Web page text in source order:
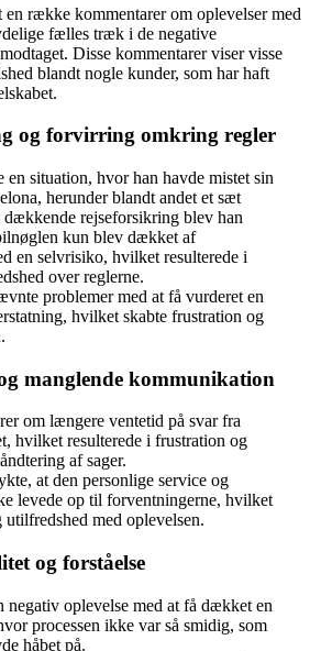
en række kommentarer om oplevelser med
fælles træk i de negative
Disse kommentarer viser visse
blandt nogle kunder, som har haft
og forvirring omkring regler
en situation, hvor han havde mistet sin
herunder blandt andet et sæt
rejseforsikring blev han
kun blev dækket af
en selvrisiko, hvilket resulterede i
over reglerne.
problemer med at få vurderet en
hvilket skabte frustration og
manglende kommunikation
om længere ventetid på svar fra
hvilket resulterede i frustration og
af sager.
at den personlige service og
levede op til forventningerne, hvilket
utilfredshed med oplevelsen.
og forståelse
negativ oplevelse med at få dækket en
processen ikke var så smidig, som
håbet på.